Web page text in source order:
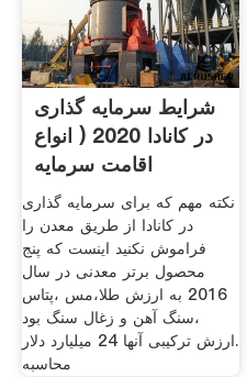
شرایط سرمایه گذاری
در کانادا 2020 (‌ انواع
اقامت سرمایه
نکته مهم که برای سرمایه گذاری
در کانادا از طریق معدن را
فراموش نکنید اینست که پنج
محصول برتر معدنی در سال
2016 به ارزش طلا،مس ،پتاس
،سنگ آهن و زغال سنگ بود
.ارزش ترکیبی آنها 24 میلیارد دلار
محاسبه